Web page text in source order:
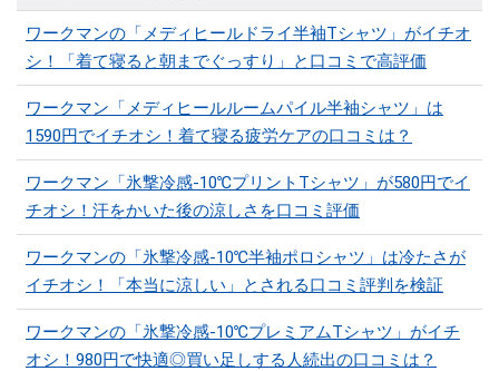
ワークマンの「メディヒールドライ半袖Tシャツ」がイチオ
シ！「着て寝ると朝までぐっすり」と口コミで高評価
ワークマン「メディヒールルームパイル半袖シャツ」は
1590円でイチオシ！着て寝る疲労ケアの口コミは？
ワークマン「氷撃冷感-10℃プリントTシャツ」が580円でイ
チオシ！汗をかいた後の涼しさを口コミ評価
ワークマンの「氷撃冷感-10℃半袖ポロシャツ」は冷たさが
イチオシ！「本当に涼しい」とされる口コミ評判を検証
ワークマンの「氷撃冷感-10℃プレミアムTシャツ」がイチ
オシ！980円で快適◎買い足しする人続出の口コミは？